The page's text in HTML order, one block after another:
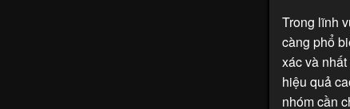
Trong lĩnh
càng phổ
xác và
hiệu quả
nhóm cần